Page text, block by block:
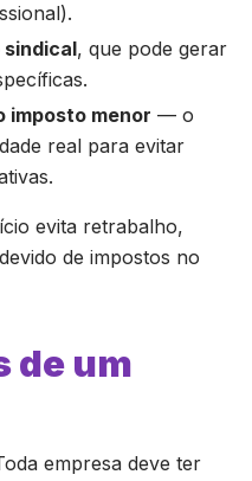
sindical, que pode gerar
imposto menor — o
real para evitar
evita retrabalho,
de impostos no
de um
empresa deve ter